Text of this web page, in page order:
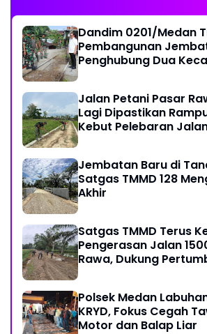
Dandim 0201/Medan
Pembangunan
Penghubung Dua
Jalan Petani Pasar
Lagi Dipastikan
Kebut Pelebaran
Jembatan Baru di
Satgas TMMD 128
Akhir
Satgas TMMD Terus
Pengerasan Jalan
Rawa, Dukung
Polsek Medan
KRYD, Fokus Cegah
Motor dan Balap Liar